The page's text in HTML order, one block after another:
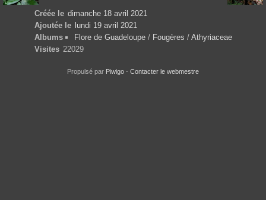
Créée le dimanche 18 avril 2021
Ajoutée le
lundi 19 avril 2021
Albums
Flore de Guadeloupe / Fougères / Athyriaceae
Visites 22029
Propulsé par Piwigo - Contacter le webmestre